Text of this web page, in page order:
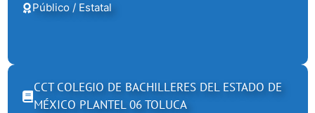
Público / Estatal
CCT COLEGIO DE BACHILLERES DEL ESTADO DE
MÉXICO PLANTEL 06 TOLUCA